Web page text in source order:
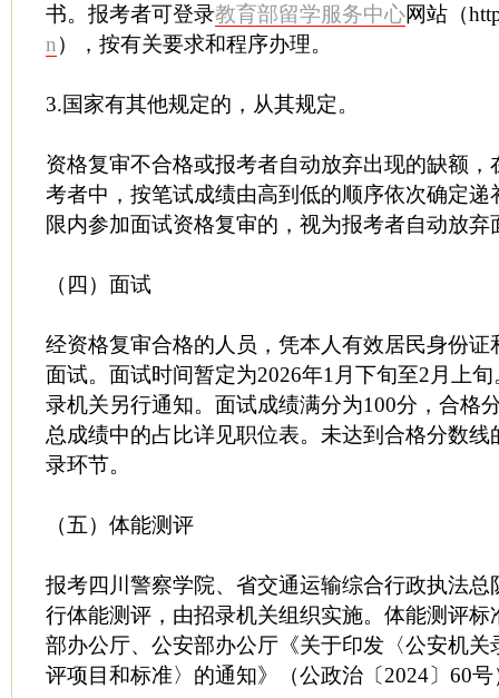
书。报考者可登录教育部留学服务中心网站（
n ），按有关要求和程序办理。
3.国家有其他规定的，从其规定。
资格复审不合格或报考者自动放弃出现的缺额，
考者中，按笔试成绩由高到低的顺序依次确定递
限内参加面试资格复审的，视为报考者自动放弃
（四）面试
经资格复审合格的人员，凭本人有效居民身份证
面试。面试时间暂定为2026年1月下旬至2月上
录机关另行通知。面试成绩满分为100分，合格
总成绩中的占比详见职位表。未达到合格分数线
录环节。
（五）体能测评
报考四川警察学院、省交通运输综合行政执法总
行体能测评，由招录机关组织实施。体能测评标
部办公厅、公安部办公厅《关于印发〈公安机关
评项目和标准〉的通知》（公政治〔2024〕60